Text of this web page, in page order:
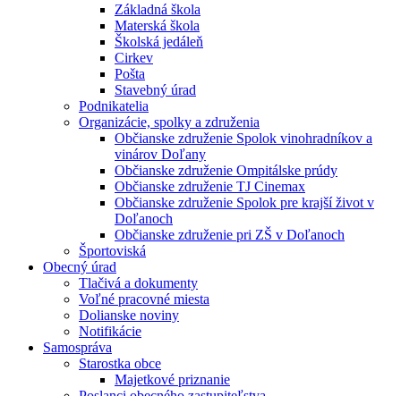
Základná škola
Materská škola
Školská jedáleň
Cirkev
Pošta
Stavebný úrad
Podnikatelia
Organizácie, spolky a združenia
Občianske združenie Spolok vinohradníkov a
vinárov Doľany
Občianske združenie Ompitálske prúdy
Občianske združenie TJ Cinemax
Občianske združenie Spolok pre krajší život v
Doľanoch
Občianske združenie pri ZŠ v Doľanoch
Športoviská
Obecný úrad
Tlačivá a dokumenty
Voľné pracovné miesta
Dolianske noviny
Notifikácie
Samospráva
Starostka obce
Majetkové priznanie